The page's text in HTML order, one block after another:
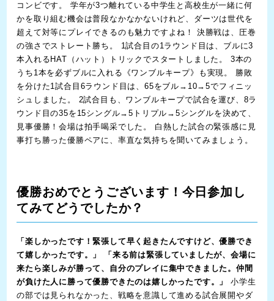
コンビです。 学年が3つ離れている中学生と高校生が一緒に何
かを取り組む機会は普段なかなかないけれど、ダーツは世代を
超えて対等にプレイできるのも魅力ですよね！ 決勝戦は、圧巻
の強さでストレート勝ち。 1試合目の1ラウンド目は、ブルに3
本入れるHAT（ハット）トリックでスタートしました。 3本の
うち1本を必ずブルに入れる《ワンブルキープ》も実現。 勝敗
を分けた1試合目6ラウンド目は、65をブル→10→5でフィニッ
シュしました。 2試合目も、ワンブルキープで試合を運び、8ラ
ウンド目の35を15シングル→5トリプル→5シングルを決めて、
見事優勝！会場は拍手喝采でした。 白熱した試合の緊張感に見
事打ち勝った優勝ペアに、率直な気持ちを聞いてみましょう。
優勝おめでとうございます！今日参加し
てみてどうでしたか？
「楽しかったです！緊張して早く起きたんですけど、優勝でき
て嬉しかったです。」
「来る前は緊張していましたが、会場に
来たら楽しみが勝って、自分のプレイに集中できました。仲間
が負けた人に勝って優勝できたのは嬉しかったです。」
小学生
の部では見られなかった、戦略を意識して進める試合展開やダ